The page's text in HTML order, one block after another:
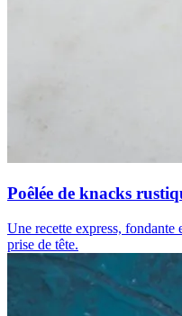
Poêlée de knacks
Une recette express,
prise de tête.